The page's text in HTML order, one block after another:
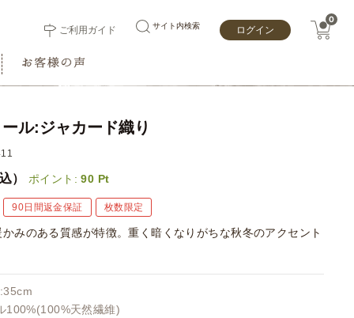
ご利用ガイド サイト内検索 ログイン
0
ル:ジャカード織り
） ポイント:90 Pt
90日間返金保証 枚数限定
みのある質感が特徴。重く暗くなりがちな秋冬のアクセント
100%(100%天然繊維)